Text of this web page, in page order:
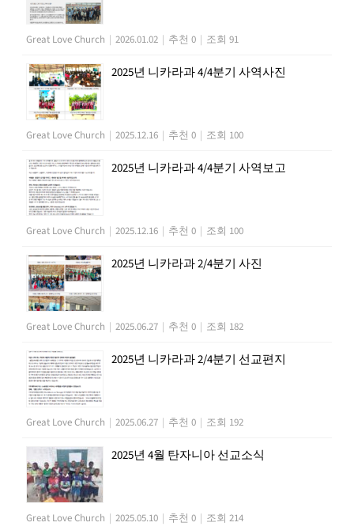
Great Love Church | 2026.01.02 | 추천 0 | 조회 91
2025년 니카라과 4/4분기 사역사진
Great Love Church | 2025.12.16 | 추천 0 | 조회 100
2025년 니카라과 4/4분기 사역보고
Great Love Church | 2025.12.16 | 추천 0 | 조회 100
2025년 니카라과 2/4분기 사진
Great Love Church | 2025.06.27 | 추천 0 | 조회 182
2025년 니카라과 2/4분기 선교편지
Great Love Church | 2025.06.27 | 추천 0 | 조회 192
2025년 4월 탄자니아 선교소식
Great Love Church | 2025.05.10 | 추천 0 | 조회 214